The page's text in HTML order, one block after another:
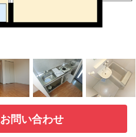
お問い合わせ